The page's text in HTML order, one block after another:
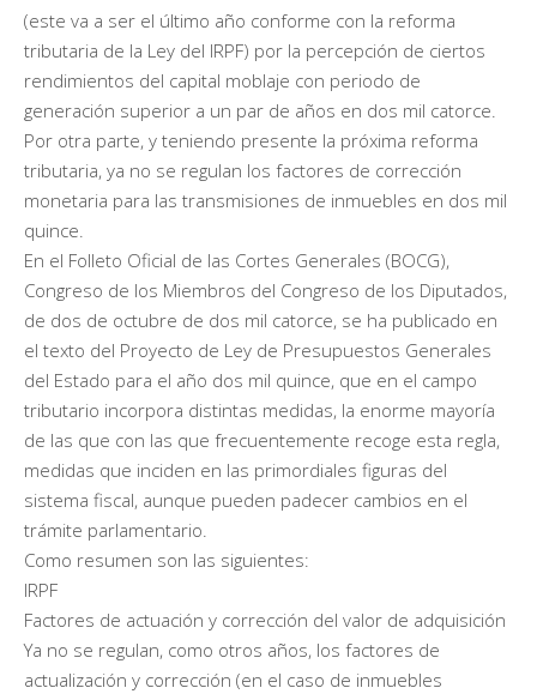
(este va a ser el último año conforme con la reforma
tributaria de la Ley del IRPF) por la percepción de ciertos
rendimientos del capital moblaje con periodo de
generación superior a un par de años en dos mil catorce.
Por otra parte, y teniendo presente la próxima reforma
tributaria, ya no se regulan los factores de corrección
monetaria para las transmisiones de inmuebles en dos mil
quince.
En el Folleto Oficial de las Cortes Generales (BOCG),
Congreso de los Miembros del Congreso de los Diputados,
de dos de octubre de dos mil catorce, se ha publicado en
el texto del Proyecto de Ley de Presupuestos Generales
del Estado para el año dos mil quince, que en el campo
tributario incorpora distintas medidas, la enorme mayoría
de las que con las que frecuentemente recoge esta regla,
medidas que inciden en las primordiales figuras del
sistema fiscal, aunque pueden padecer cambios en el
trámite parlamentario.
Como resumen son las siguientes:
IRPF
Factores de actuación y corrección del valor de adquisición
Ya no se regulan, como otros años, los factores de
actualización y corrección (en el caso de inmuebles